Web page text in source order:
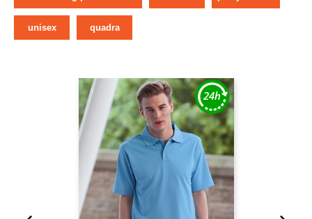
unisex quadra